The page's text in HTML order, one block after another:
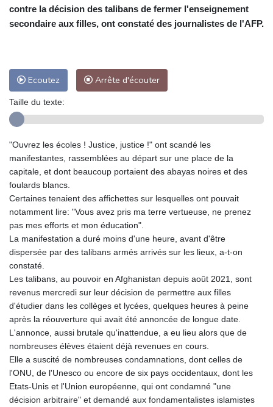
contre la décision des talibans de fermer l'enseignement
secondaire aux filles, ont constaté des journalistes de l'AFP.
Ecoutez Arrête d'écouter
Taille du texte:
"Ouvrez les écoles ! Justice, justice !" ont scandé les
manifestantes, rassemblées au départ sur une place de la
capitale, et dont beaucoup portaient des abayas noires et des
foulards blancs.
Certaines tenaient des affichettes sur lesquelles ont pouvait
notamment lire: "Vous avez pris ma terre vertueuse, ne prenez
pas mes efforts et mon éducation".
La manifestation a duré moins d'une heure, avant d'être
dispersée par des talibans armés arrivés sur les lieux, a-t-on
constaté.
Les talibans, au pouvoir en Afghanistan depuis août 2021, sont
revenus mercredi sur leur décision de permettre aux filles
d'étudier dans les collèges et lycées, quelques heures à peine
après la réouverture qui avait été annoncée de longue date.
L'annonce, aussi brutale qu'inattendue, a eu lieu alors que de
nombreuses élèves étaient déjà revenues en cours.
Elle a suscité de nombreuses condamnations, dont celles de
l'ONU, de l'Unesco ou encore de six pays occidentaux, dont les
Etats-Unis et l'Union européenne, qui ont condamné "une
décision arbitraire" et demandé aux fondamentalistes islamistes